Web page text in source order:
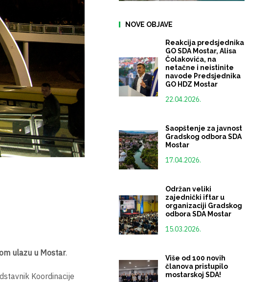
ulazu u Mostar.
Koordinacije
NOVE OBJAVE
Reakcija predsjednika
GO SDA Mostar, Alisa
Čolakovića, na
netačne i neistinite
navode Predsjednika
GO HDZ Mostar
22.04.2026.
Saopštenje za javnost
Gradskog odbora SDA
Mostar
17.04.2026.
Održan veliki
zajednički iftar u
organizaciji Gradskog
odbora SDA Mostar
15.03.2026.
Više od 100 novih
članova pristupilo
mostarskoj SDA!